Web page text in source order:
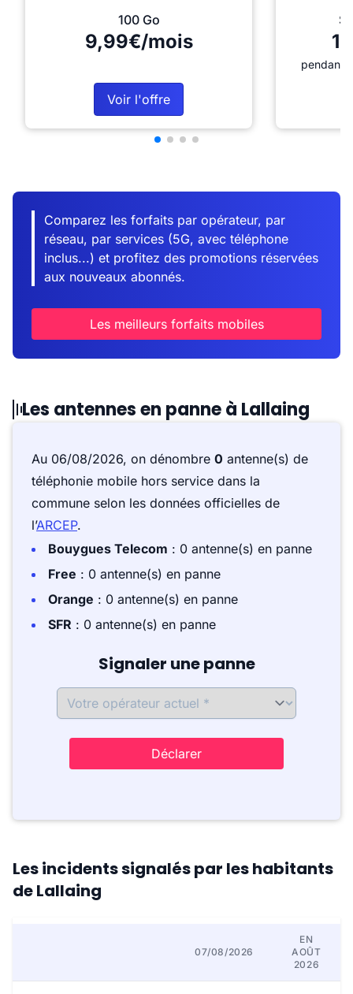
100 Go
9,99€/mois
Voir l'offre
pendant
Comparez les forfaits par opérateur, par
réseau, par services (5G, avec téléphone
inclus...) et profitez des promotions réservées
aux nouveaux abonnés.
Les meilleurs forfaits mobiles
Les antennes en panne à Lallaing
Au 06/08/2026, on dénombre 0 antenne(s) de
téléphonie mobile hors service dans la
commune selon les données officielles de
l’ARCEP.
Bouygues Telecom : 0 antenne(s) en panne
Free : 0 antenne(s) en panne
Orange : 0 antenne(s) en panne
SFR : 0 antenne(s) en panne
Signaler une panne
Déclarer
Les incidents signalés par les habitants
de Lallaing
07/08/2026
EN
AOÛT
2026